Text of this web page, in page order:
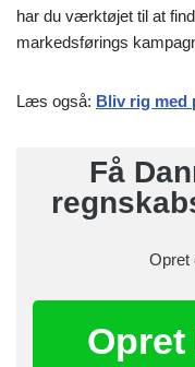
har du værktøjet til at
markedsførings
Læs også: Bliv rig med
Få
Opret